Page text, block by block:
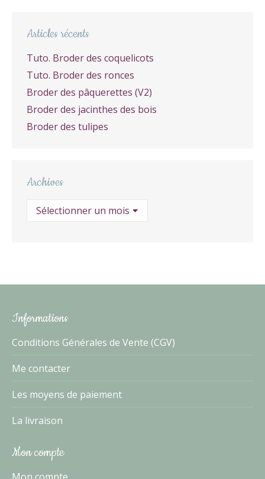
Articles récents
Tuto. Broder des coquelicots
Tuto. Broder des ronces
Broder des pâquerettes (V2)
Broder des jacinthes des bois
Broder des tulipes
Archives
Archives
Informations
Conditions Générales de Vente (CGV)
Me contacter
Les moyens de paiement
La livraison
Mon compte
Mon compte